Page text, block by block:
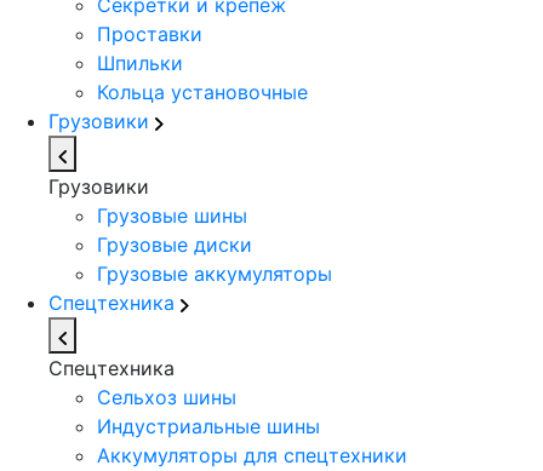
Секретки и крепеж
Проставки
Шпильки
Кольца установочные
Грузовики
Грузовики
Грузовые шины
Грузовые диски
Грузовые аккумуляторы
Спецтехника
Спецтехника
Сельхоз шины
Индустриальные шины
Аккумуляторы для спецтехники